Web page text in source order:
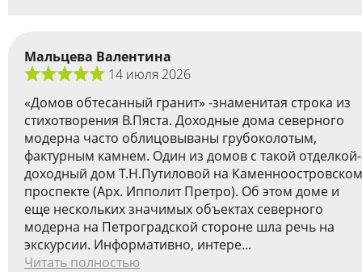
Мальцева Валентина
14 июля 2026
«Домов обтесанный гранит» -знаменитая строка из
стихотворения В.Пяста. Доходные дома северного
модерна часто облицовываны грубоколотым,
фактурным камнем. Один из домов с такой отделкой-
доходный дом Т.Н.Путиловой на Каменноостровском
проспекте (Арх. Ипполит Претро). Об этом доме и
еще нескольких значимых объектах северного
модерна на Петроградской стороне шла речь на
экскурсии. Информативно, интере...
Читать полностью